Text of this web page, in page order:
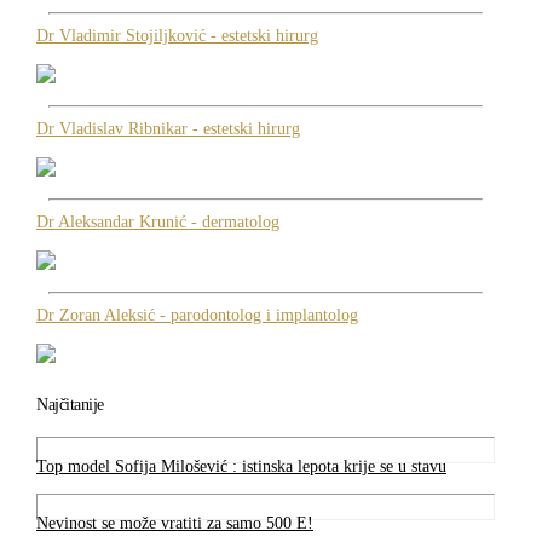
Dr Vladimir Stojiljković - estetski hirurg
Dr Vladislav Ribnikar - estetski hirurg
Dr Aleksandar Krunić - dermatolog
Dr Zoran Aleksić - parodontolog i implantolog
Najčitanije
Top model Sofija Milošević : istinska lepota krije se u stavu
Nevinost se može vratiti za samo 500 E!